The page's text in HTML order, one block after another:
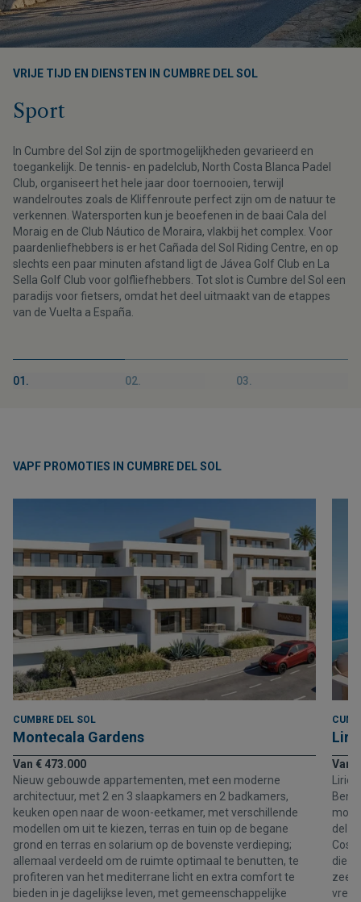
VRIJE TIJD EN DIENSTEN IN CUMBRE DEL SOL
Sport
In Cumbre del Sol zijn de sportmogelijkheden gevarieerd en
toegankelijk. De tennis- en padelclub, North Costa Blanca Padel
Club, organiseert het hele jaar door toernooien, terwijl
wandelroutes zoals de Kliffenroute perfect zijn om de natuur te
verkennen. Watersporten kun je beoefenen in de baai Cala del
Moraig en de Club Náutico de Moraira, vlakbij het complex. Voor
paardenliefhebbers is er het Cañada del Sol Riding Centre, en op
slechts een paar minuten afstand ligt de Jávea Golf Club en La
Sella Golf Club voor golfliefhebbers. Tot slot is Cumbre del Sol een
paradijs voor fietsers, omdat het deel uitmaakt van de etappes
van de Vuelta a España.
01. 02. 03.
VAPF PROMOTIES IN CUMBRE DEL SOL
CUMBRE DEL SOL
Montecala Gardens
Van € 473.000
Nieuw gebouwde appartementen, met een moderne
architectuur, met 2 en 3 slaapkamers en 2 badkamers,
keuken open naar de woon-eetkamer, met verschillende
modellen om uit te kiezen, terras en tuin op de begane
grond en terras en solarium op de bovenste verdieping;
allemaal verdeeld om de ruimte optimaal te benutten, te
profiteren van het mediterrane licht en extra comfort te
bieden in je dagelijkse leven, met gemeenschappelijke
Van
del
die
zee.